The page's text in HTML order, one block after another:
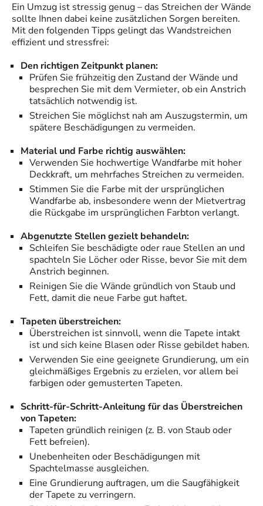
Ein Umzug ist stressig genug – das Streichen der Wände
sollte Ihnen dabei keine zusätzlichen Sorgen bereiten.
Mit den folgenden Tipps gelingt das Wandstreichen
effizient und stressfrei:
Den richtigen Zeitpunkt planen:
Prüfen Sie frühzeitig den Zustand der Wände und
besprechen Sie mit dem Vermieter, ob ein Anstrich
tatsächlich notwendig ist.
Streichen Sie möglichst nah am Auszugstermin, um
spätere Beschädigungen zu vermeiden.
Material und Farbe richtig auswählen:
Verwenden Sie hochwertige Wandfarbe mit hoher
Deckkraft, um mehrfaches Streichen zu vermeiden.
Stimmen Sie die Farbe mit der ursprünglichen
Wandfarbe ab, insbesondere wenn der Mietvertrag
die Rückgabe im ursprünglichen Farbton verlangt.
Abgenutzte Stellen gezielt behandeln:
Schleifen Sie beschädigte oder raue Stellen an und
spachteln Sie Löcher oder Risse, bevor Sie mit dem
Anstrich beginnen.
Reinigen Sie die Wände gründlich von Staub und
Fett, damit die neue Farbe gut haftet.
Tapeten überstreichen:
Überstreichen ist sinnvoll, wenn die Tapete intakt
ist und sich keine Blasen oder Risse gebildet haben.
Verwenden Sie eine geeignete Grundierung, um ein
gleichmäßiges Ergebnis zu erzielen, vor allem bei
farbigen oder gemusterten Tapeten.
Schritt-für-Schritt-Anleitung für das Überstreichen
von Tapeten:
Tapeten gründlich reinigen (z. B. von Staub oder
Fett befreien).
Unebenheiten oder Beschädigungen mit
Spachtelmasse ausgleichen.
Eine Grundierung auftragen, um die Saugfähigkeit
der Tapete zu verringern.